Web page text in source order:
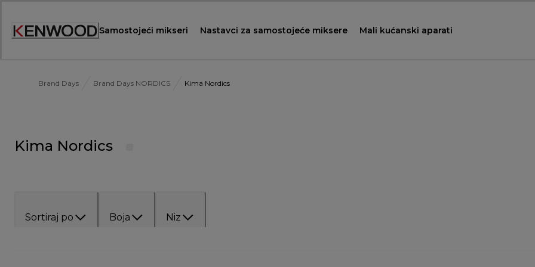
Content
Samostojeći mikseri Nastavci za samostojeće miksere Mali kućanski aparati
Brand Days Brand Days NORDICS Kima Nordics
Kima Nordics
Sortiraj po Boja Niz